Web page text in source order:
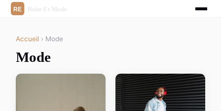
Accueil › Mode
Mode